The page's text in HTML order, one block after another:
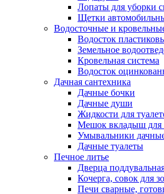
Лопаты для уборки
Щетки
Водосточные и
Водосток
Земельное
Кровельная система
Водосток
Дачная сантехника
Дачные бочки
Дачные души
Жидкости для
Мешок вкладыш для
Умывальники
Дачные туалеты
Печное литье
Дверца
Кочерга, совок для
Печи сварные,